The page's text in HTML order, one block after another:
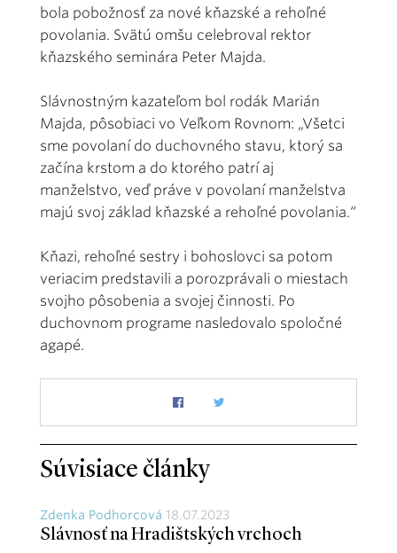
bola pobožnosť za nové kňazské a rehoľné
povolania. Svätú omšu celebroval rektor
kňazského seminára Peter Majda.
Slávnostným kazateľom bol rodák Marián
Majda, pôsobiaci vo Veľkom Rovnom: „Všetci
sme povolaní do duchovného stavu, ktorý sa
začína krstom a do ktorého patrí aj
manželstvo, veď práve v povolaní manželstva
majú svoj základ kňazské a rehoľné povolania.“
Kňazi, rehoľné sestry i bohoslovci sa potom
veriacim predstavili a porozprávali o miestach
svojho pôsobenia a svojej činnosti. Po
duchovnom programe nasledovalo spoločné
agapé.
Súvisiace články
Zdenka Podhorcová 18.07.2023
Slávnosť na Hradištských vrchoch